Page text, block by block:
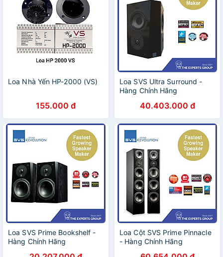
Loa Nhà Yến HP-2000 (VS)
155.000 đ
Loa SVS Ultra Surround -
Hàng Chính Hãng
40.403.000 đ
Loa SVS Prime Bookshelf -
Hàng Chính Hãng
Loa Cột SVS Prime Pinnacle
- Hàng Chính Hãng